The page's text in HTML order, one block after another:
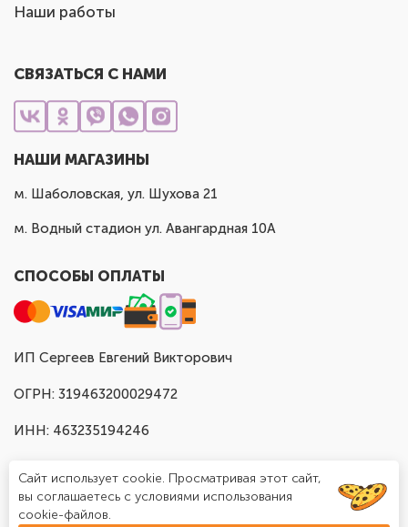
Наши работы
СВЯЗАТЬСЯ С НАМИ
НАШИ МАГАЗИНЫ
м. Шаболовская, ул. Шухова 21
м. Водный стадион ул. Авангардная 10А
СПОСОБЫ ОПЛАТЫ
ИП Сергеев Евгений Викторович
ОГРН: 319463200029472
ИНН: 463235194246
Сайт использует cookie. Просматривая этот сайт,
вы соглашаетесь с условиями использования
cookie-файлов.